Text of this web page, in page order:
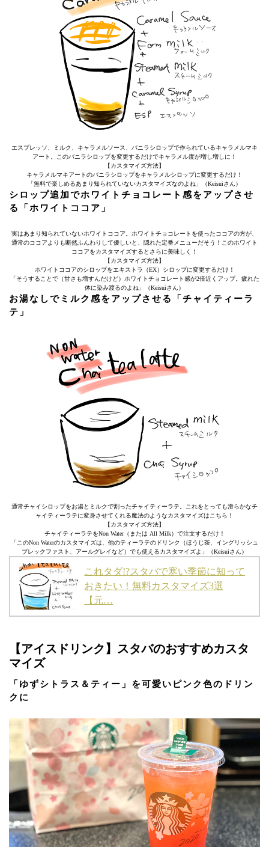
エスプレッソ、ミルク、キャラメルソース、バニラシロップで作られているキャラメルマキ
アート。このバニラシロップを変更するだけでキャラメル度が増し増しに！
【カスタマイズ方法】
キャラメルマキアートのバニラシロップをキャラメルシロップに変更するだけ！
「無料で楽しめるあまり知られていないカスタマイズなのよね」（Keisuiさん）
シロップ追加でホワイトチョコレート感をアップさせ
る「ホワイトココア」
実はあまり知られていないホワイトココア。ホワイトチョコレートを使ったココアの方が、
通常のココアよりも断然ふんわりして優しいと、隠れた定番メニューだそう！このホワイト
ココアをカスタマイズするとさらに美味しく！
【カスタマイズ方法】
ホワイトココアのシロップをエキストラ（EX）シロップに変更するだけ！
「そうすることで（甘さも増すんだけど）ホワイトチョコレート感が2倍近くアップ。疲れた
体に染み渡るのよね」（Keisuiさん）
お湯なしでミルク感をアップさせる「チャイティーラ
テ」
通常チャイシロップをお湯とミルクで割ったチャイティーラテ。これをとっても滑らかなチ
ャイティーラテに変身させてくれる魔法のようなカスタマイズはこちら！
【カスタマイズ方法】
チャイティーラテをNon Water（または All Milk）で注文するだけ！
「このNon Waterのカスタマイズは、他のティーラテのドリンク（ほうじ茶、イングリッシュ
ブレックファスト、アールグレイなど）でも使えるカスタマイズよ」（Keisuiさん）
これタダ!?スタバで寒い季節に知って
おきたい！無料カスタマイズ3選
【元…
【アイスドリンク】スタバのおすすめカスタ
マイズ
「ゆずシトラス＆ティー」を可愛いピンク色のドリン
クに